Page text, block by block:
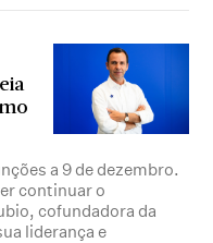
a 9 de dezembro.
continuar o
cofundadora da
liderança e